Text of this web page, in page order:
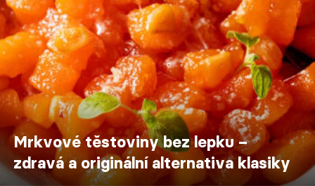
Mrkvové těstoviny bez lepku –
zdravá a originální alternativa klasiky